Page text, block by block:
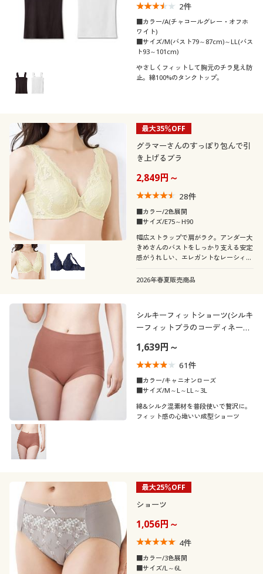
2件
■カラー/A(チャコールグレー・オフホ
ワイト)
■サイズ/M(バスト79～87cm)～LL(バス
ト93～101cm)
やさしくフィットして胸元のチラ見え防
止。綿100%のタンクトップ。
最大35％OFF
グラマーさんのすっぽり包んで引
き上げるブラ
2,849円～
28件
■カラー/2色展開
■サイズ/E75～H90
幅広ストラップで肩がラク。アンダー大
きめさんのバストをしっかり支える安定
感がうれしい、エレガントなレーシィブ
2026年春夏販売商品
シルキーフィットショーツ(シルキ
ーフィットブラのコーディネート
1,639円～
61件
■カラー/キャニオンローズ
■サイズ/M～L～LL～3L
綿&シルク混素材を普段使いで贅沢に。
フィット感の心地いい成型ショーツ
最大25％OFF
ショーツ
1,056円～
4件
■カラー/3色展開
■サイズ/L～6L